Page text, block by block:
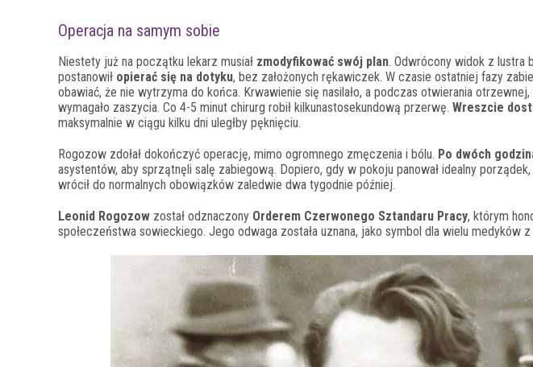
Operacja na samym sobie
Niestety już na początku lekarz musiał zmodyfikować swój plan. Odwrócony widok z lustra
postanowił opierać się na dotyku, bez założonych rękawiczek. W czasie ostatniej fazy
obawiać, że nie wytrzyma do końca. Krwawienie się nasilało, a podczas otwierania
wymagało zaszycia. Co 4-5 minut chirurg robił kilkunastosekundową przerwę. Wreszcie
maksymalnie w ciągu kilku dni uległby pęknięciu.
Rogozow zdołał dokończyć operację, mimo ogromnego zmęczenia i bólu. Po dwóch
asystentów, aby sprzątnęli salę zabiegową. Dopiero, gdy w pokoju panował idealny porządek,
wrócił do normalnych obowiązków zaledwie dwa tygodnie później.
Leonid Rogozow został odznaczony Orderem Czerwonego Sztandaru Pracy, którym
społeczeństwa sowieckiego. Jego odwaga została uznana, jako symbol dla wielu medyków z